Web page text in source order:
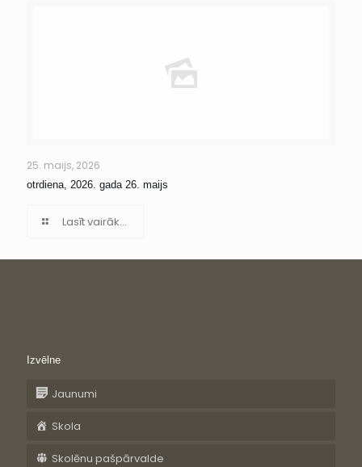
25. maijs, 2026
otrdiena, 2026. gada 26. maijs
Lasīt vairāk...
Izvēlne
Jaunumi
Skola
Skolēnu pašpārvalde